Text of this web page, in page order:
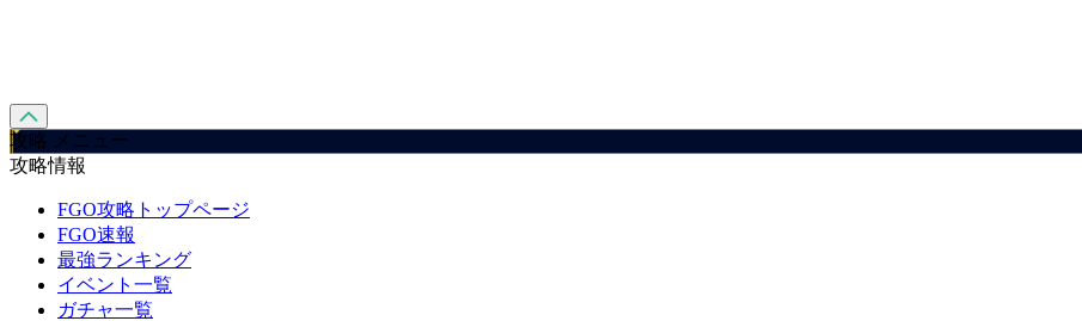
攻略 メニュー
攻略情報
FGO攻略トップページ
FGO速報
最強ランキング
イベント一覧
ガチャ一覧